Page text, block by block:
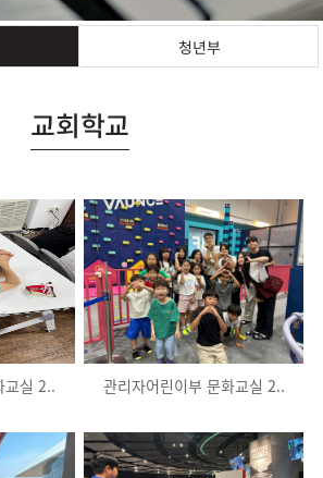
청년부
교회학교
교실 2.. 관리자어린이부 문화교실 2..